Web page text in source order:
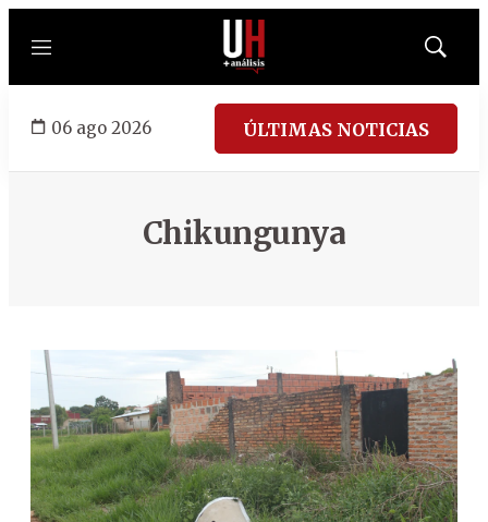
Menú
Mostrar
06 ago 2026 ÚLTIMAS NOTICIAS
Chikungunya